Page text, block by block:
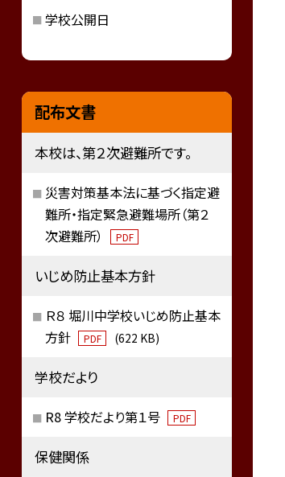
学校公開日
配布文書
本校は、第２次避難所です。
災害対策基本法に基づく指定避
難所・指定緊急避難場所（第２
次避難所）
PDF
いじめ防止基本方針
Ｒ８ 堀川中学校いじめ防止基本
方針
PDF (622 KB)
学校だより
R8 学校だより第１号 PDF
保健関係